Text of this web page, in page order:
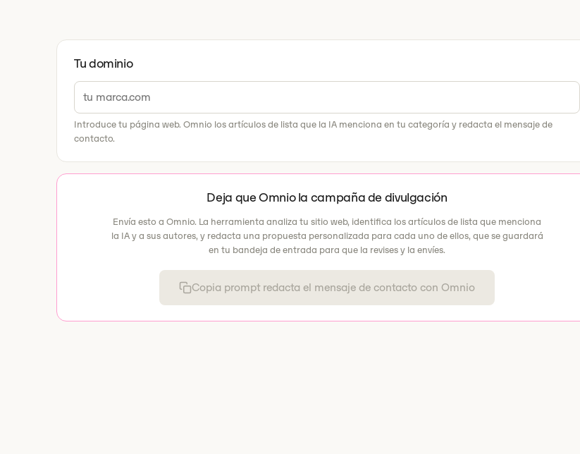
Tu dominio
Introduce tu página web. Omnio los artículos de lista que la IA menciona en tu categoría y redacta el mensaje de
contacto.
Deja que Omnio la campaña de divulgación
Envía esto a Omnio. La herramienta analiza tu sitio web, identifica los artículos de lista que menciona
la IA y a sus autores, y redacta una propuesta personalizada para cada uno de ellos, que se guardará
en tu bandeja de entrada para que la revises y la envíes.
Copia prompt redacta el mensaje de contacto con Omnio